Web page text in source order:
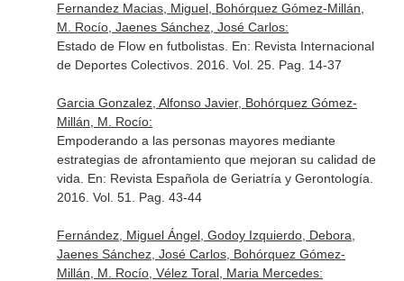
Fernandez Macias, Miguel, Bohórquez Gómez-Millán,
M. Rocío, Jaenes Sánchez, José Carlos:
Estado de Flow en futbolistas. En: Revista Internacional
de Deportes Colectivos. 2016. Vol. 25. Pag. 14-37
Garcia Gonzalez, Alfonso Javier, Bohórquez Gómez-
Millán, M. Rocío:
Empoderando a las personas mayores mediante
estrategias de afrontamiento que mejoran su calidad de
vida. En: Revista Española de Geriatría y Gerontología
2016. Vol. 51. Pag. 43-44
Fernández, Miguel Ángel, Godoy Izquierdo, Debora,
Jaenes Sánchez, José Carlos, Bohórquez Gómez-
Millán, M. Rocío, Vélez Toral, Maria Mercedes: